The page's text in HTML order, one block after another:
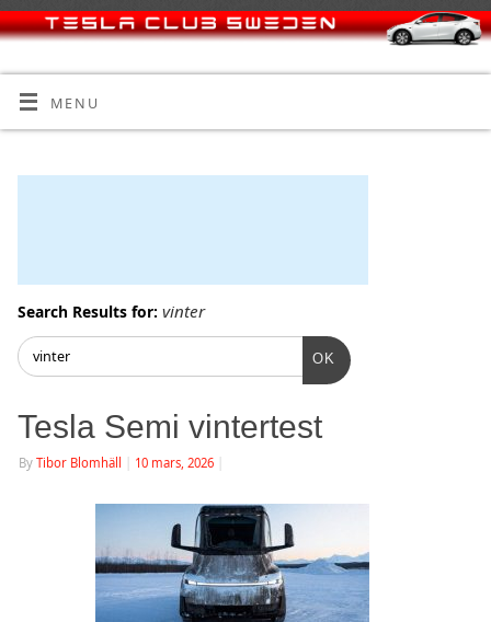
MENU
Search Results for: vinter
OK
Tesla Semi vintertest
By Tibor Blomhäll 10 mars, 2026